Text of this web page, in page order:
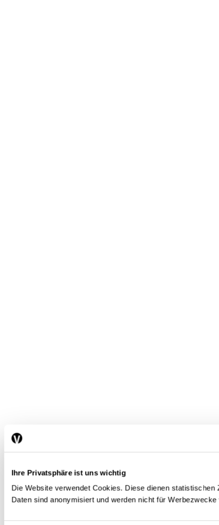
Ihre Privatsphäre ist uns wichtig
Die Website verwendet Cookies. Diese dienen
Daten sind anonymisiert und werden nicht für Werbezwecke